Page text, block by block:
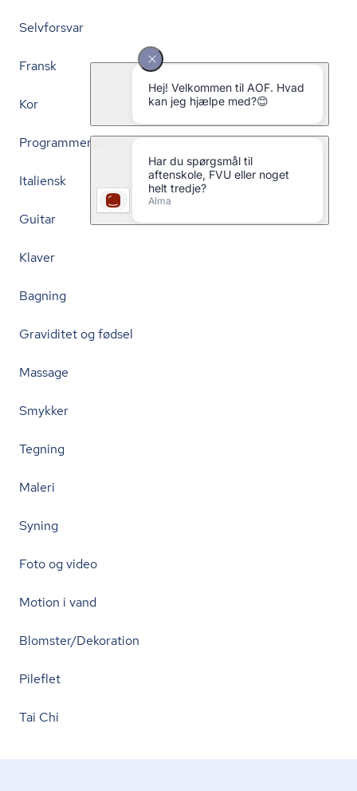
Selvforsvar
Fransk
Kor
Programmering
Italiensk
Guitar
Klaver
Bagning
Graviditet og fødsel
Massage
Smykker
Tegning
Maleri
Syning
Foto og video
Motion i vand
Blomster/Dekoration
Pileflet
Tai Chi